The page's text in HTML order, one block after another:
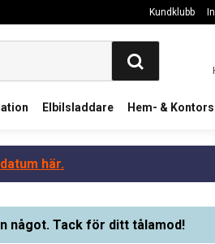
Kundklubb
Elbilsladdare Hem- &
datum här.
något. Tack för ditt tålamod!